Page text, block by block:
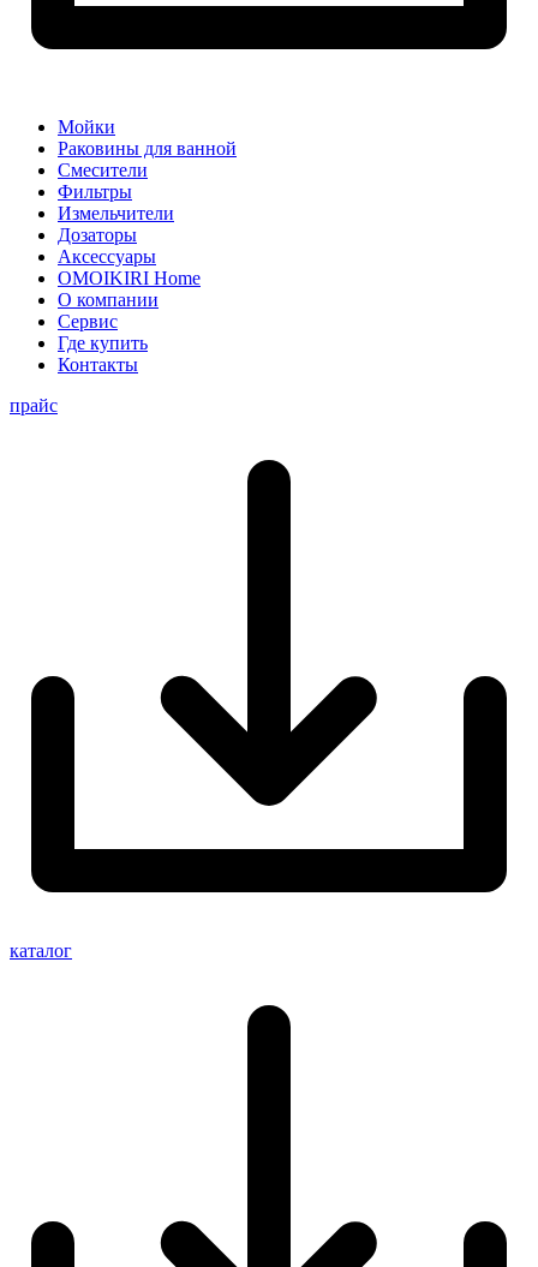
Мойки
Раковины для ванной
Смесители
Фильтры
Измельчители
Дозаторы
Аксессуары
OMOIKIRI Home
О компании
Сервис
Где купить
Контакты
прайс
каталог